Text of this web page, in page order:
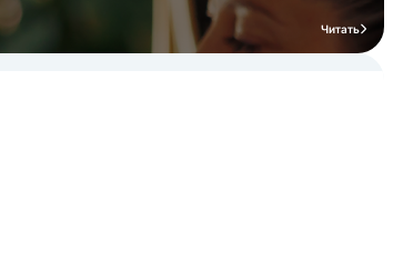
Читать